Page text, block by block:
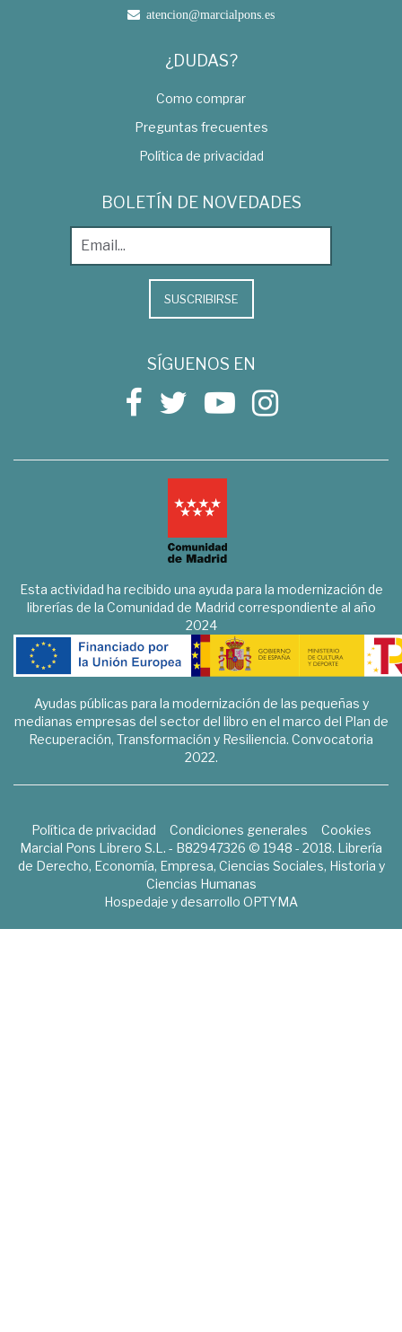
atencion@marcialpons.es
¿DUDAS?
Como comprar
Preguntas frecuentes
Política de privacidad
BOLETÍN DE NOVEDADES
SUSCRIBIRSE
SÍGUENOS EN
Esta actividad ha recibido una ayuda para la modernización de
librerías de la Comunidad de Madrid correspondiente al año
2024
Ayudas públicas para la modernización de las pequeñas y
medianas empresas del sector del libro en el marco del Plan de
Recuperación, Transformación y Resiliencia. Convocatoria
2022.
Política de privacidad Condiciones generales
Cookies
Marcial Pons Librero S.L. - B82947326 © 1948 - 2018. Librería
de Derecho, Economía, Empresa, Ciencias Sociales, Historia y
Ciencias Humanas
Hospedaje y desarrollo OPTYMA